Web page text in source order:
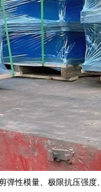
性模量、极限抗压强度